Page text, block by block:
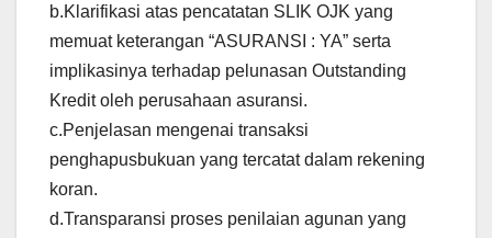
b.Klarifikasi atas pencatatan SLIK OJK yang
memuat keterangan “ASURANSI : YA” serta
implikasinya terhadap pelunasan Outstanding
Kredit oleh perusahaan asuransi.
c.Penjelasan mengenai transaksi
penghapusbukuan yang tercatat dalam rekening
koran.
d.Transparansi proses penilaian agunan yang